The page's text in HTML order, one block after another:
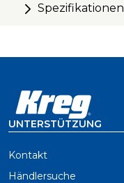
Spezifikationen
UNTERSTÜTZUNG
Kontakt
Händlersuche